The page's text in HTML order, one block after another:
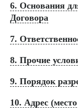
6. Основания
Договора
7.
8. Прочие
9. Порядок
10. Адрес